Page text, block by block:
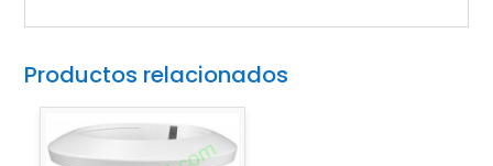
Productos relacionados